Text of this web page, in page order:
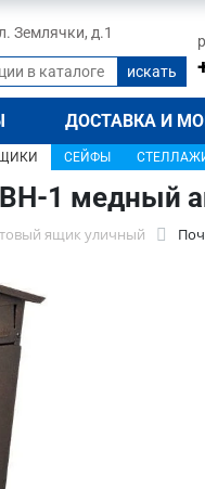
Землячки, д.1
ДОСТАВКА И
СЕЙФЫ
1 медный
ящик уличный